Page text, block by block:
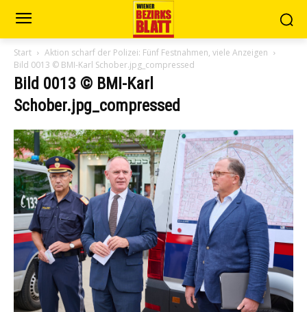
Start
Aktion scharf der Polizei: Fünf Festnahmen, viele Anzeigen
Bild 0013 © BMI-Karl Schober.jpg_compressed
Bild 0013 © BMI-Karl
Schober.jpg_compressed